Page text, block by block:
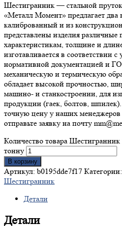
Шестигранник — стальной
«Металл Момент» предлагает два
калиброванный и из
представлены изделия
характеристикам, толщине и
изготавливается в соответствии
нормативной документацией и
механическую и термическую
обладает высокой прочностью,
машино- и станкостроении, для
продукции (гаек, болтов,
точную цену у наших менеджеров
отправьте заявку на почту
Количество товара
тонну
В корзину
Артикул: b0195dde7f17 Категории:
Шестигранник
Детали
Детали